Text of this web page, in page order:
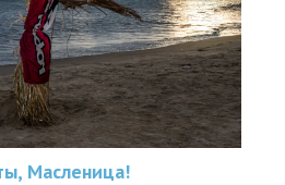
Масленица!